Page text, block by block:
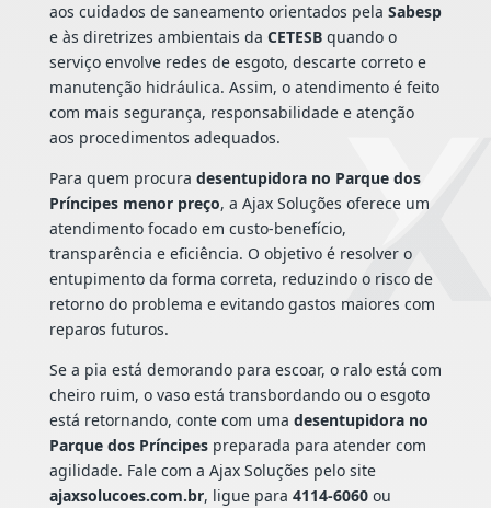
aos cuidados de saneamento orientados pela Sabesp
e às diretrizes ambientais da CETESBquando o
serviço envolve redes de esgoto, descarte correto e
manutenção hidráulica. Assim, o atendimento é feito
com mais segurança, responsabilidade e atenção
aos procedimentos adequados.
Para quem procura desentupidora no Parque dos
Príncipes menor preço, a Ajax Soluções oferece um
atendimento focado em custo-benefício,
transparência e eficiência. O objetivo é resolver o
entupimento da forma correta, reduzindo o risco de
retorno do problema e evitando gastos maiores com
reparos futuros.
Se a pia está demorando para escoar, o ralo está com
cheiro ruim, o vaso está transbordando ou o esgoto
está retornando, conte com uma desentupidora no
Parque dos Príncipespreparada para atender com
agilidade. Fale com a Ajax Soluções pelo site
ajaxsolucoes.com.br, ligue para 4114-6060ou